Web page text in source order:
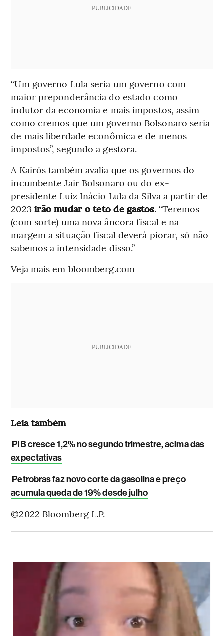
PUBLICIDADE
“Um governo Lula seria um governo com
maior preponderância do estado como
indutor da economia e mais impostos, assim
como cremos que um governo Bolsonaro seria
de mais liberdade econômica e de menos
impostos”, segundo a gestora.
A Kairós também avalia que os governos do
incumbente Jair Bolsonaro ou do ex-
presidente Luiz Inácio Lula da Silva a partir de
2023 irão mudar o teto de gastos. “Teremos
(com sorte) uma nova âncora fiscal e na
margem a situação fiscal deverá piorar, só não
sabemos a intensidade disso.”
Veja mais em bloomberg.com
PUBLICIDADE
Leia também
PIB cresce 1,2% no segundo trimestre, acima das
expectativas
Petrobras faz novo corte da gasolina e preço
acumula queda de 19% desde julho
©2022 Bloomberg L.P.